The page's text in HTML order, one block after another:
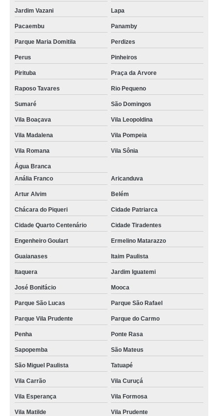
Jardim Vazani Lapa
Pacaembu Panamby
Parque Maria Domitila Perdizes
Perus Pinheiros
Pirituba Praça da Arvore
Raposo Tavares Rio Pequeno
Sumaré São Domingos
Vila Boaçava Vila Leopoldina
Vila Madalena Vila Pompeia
Vila Romana Vila Sônia
Água Branca
Anália Franco
Aricanduva
Artur Alvim Belém
Chácara do Piqueri Cidade Patriarca
Cidade Quarto Centenário Cidade Tiradentes
Engenheiro Goulart Ermelino Matarazzo
Guaianases Itaim Paulista
Itaquera Jardim Iguatemi
José Bonifácio Mooca
Parque São Lucas Parque São Rafael
Parque Vila Prudente Parque do Carmo
Penha Ponte Rasa
Sapopemba São Mateus
São Miguel Paulista Tatuapé
Vila Carrão Vila Curuçá
Vila Esperança Vila Formosa
Vila Matilde Vila Prudente